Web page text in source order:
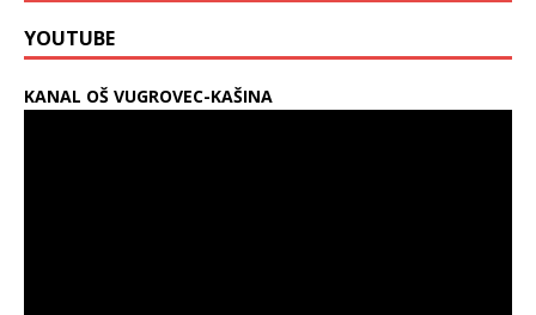
YOUTUBE
KANAL OŠ VUGROVEC-KAŠINA